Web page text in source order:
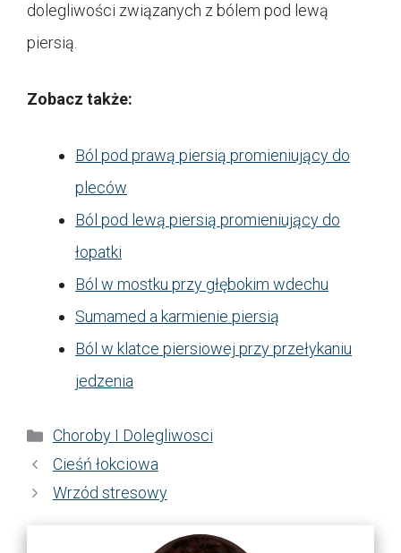
dolegliwości związanych z bólem pod lewą
piersią.
Zobacz także:
Ból pod prawą piersią promieniujący do
pleców
Ból pod lewą piersią promieniujący do
łopatki
Ból w mostku przy głębokim wdechu
Sumamed a karmienie piersią
Ból w klatce piersiowej przy przełykaniu
jedzenia
Kategorie
Choroby I Dolegliwosci
Cieśń łokciowa
Wrzód stresowy